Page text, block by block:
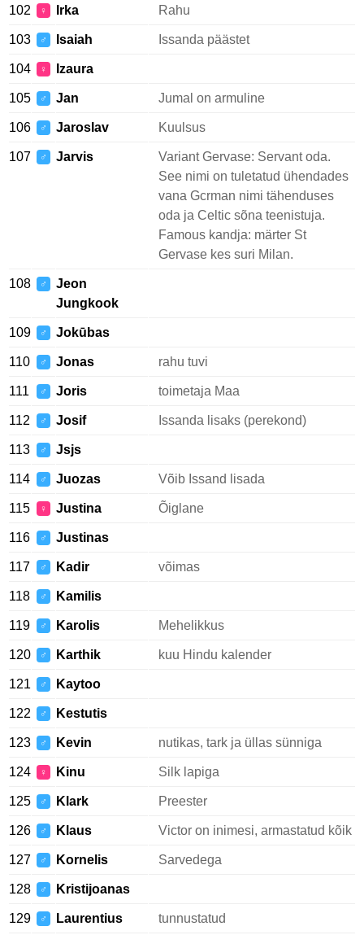
102 ♀ Irka Rahu
103 ♂ Isaiah Issanda päästet
104 ♀ Izaura
105 ♂ Jan Jumal on armuline
106 ♂ Jaroslav Kuulsus
107 ♂ Jarvis
Variant Gervase: Servant oda.
See nimi on tuletatud ühendades
vana Gcrman nimi tähenduses
oda ja Celtic sõna teenistuja.
Famous kandja: märter St
Gervase kes suri Milan.
108 ♂
Jeon
Jungkook
109 ♂ Jokūbas
110 ♂ Jonas rahu tuvi
111 ♂ Joris toimetaja Maa
112 ♂ Josif Issanda lisaks (perekond)
113 ♂ Jsjs
114 ♂ Juozas Võib Issand lisada
115 ♀ Justina Õiglane
116 ♂ Justinas
117 ♂ Kadir võimas
118 ♂ Kamilis
119 ♂ Karolis Mehelikkus
120 ♂ Karthik kuu Hindu kalender
121 ♂ Kaytoo
122 ♂ Kestutis
123 ♂ Kevin nutikas, tark ja üllas sünniga
124 ♀ Kinu Silk lapiga
125 ♂ Klark Preester
126 ♂ Klaus Victor on inimesi, armastatud kõik
127 ♂ Kornelis Sarvedega
128 ♂ Kristijoanas
129 ♂ Laurentius tunnustatud